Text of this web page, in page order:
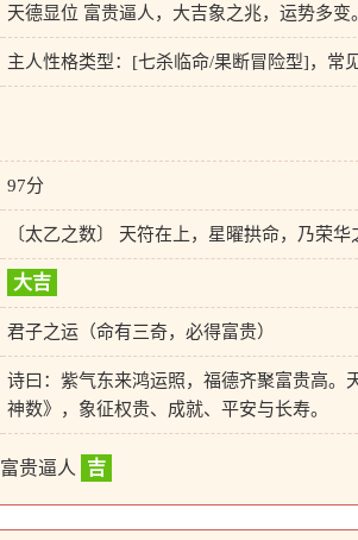
天德显位 富贵逼人，大吉象之兆，运势多
主人性格类型：[七杀临命/果断冒险型]，常
97分
〔太乙之数〕 天符在上，星曜拱命，乃荣华
大吉
君子之运（命有三奇，必得富贵）
诗曰：紫气东来鸿运照，福德齐聚富贵高。
神数》，象征权贵、成就、平安与长寿。
贵逼人 吉